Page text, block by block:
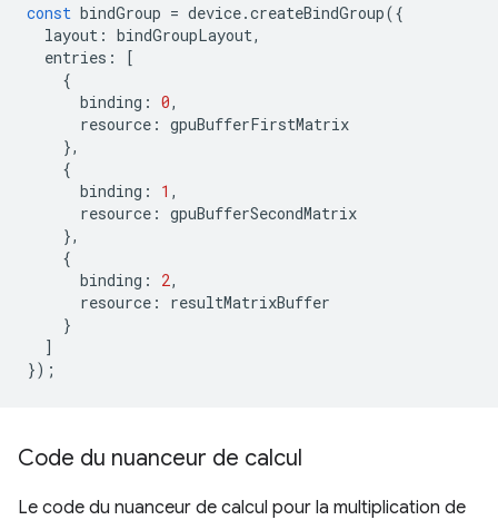
const bindGroup = device.createBindGroup({
layout : bindGroupLayout,
entries :
[
{
binding : 0,
resource : gpuBufferFirstMatrix
},
{
binding : 1 ,
resource : gpuBufferSecondMatrix
},
{
binding : 2,
resource :
resultMatrixBuffer
}
]
});
Code du nuanceur de calcul
Le code du nuanceur de calcul pour la multiplication de